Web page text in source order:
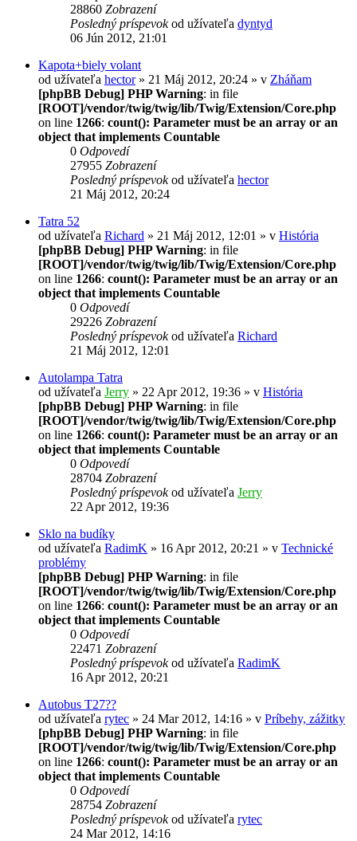
28860 Zobrazení
Posledný príspevokod užívateľa dyntyd
06 Jún 2012, 21:01
Kapota+biely volant
od užívateľa hector» 21 Máj 2012, 20:24 » v Zháňam
[phpBB Debug] PHP Warning: in file
[ROOT]/vendor/twig/twig/lib/Twig/Extension/Core.php
on line 1266: count(): Parameter must be an array or an
object that implements Countable
0 Odpovedí
27955 Zobrazení
Posledný príspevokod užívateľa hector
21 Máj 2012, 20:24
Tatra 52
od užívateľa Richard » 21 Máj 2012, 12:01 » v História
[phpBB Debug] PHP Warning: in file
[ROOT]/vendor/twig/twig/lib/Twig/Extension/Core.php
on line 1266: count(): Parameter must be an array or an
object that implements Countable
0 Odpovedí
29226 Zobrazení
Posledný príspevokod užívateľa Richard
21 Máj 2012, 12:01
Autolampa Tatra
od užívateľa Jerry » 22 Apr 2012, 19:36 » v História
[phpBB Debug] PHP Warning: in file
[ROOT]/vendor/twig/twig/lib/Twig/Extension/Core.php
on line 1266: count(): Parameter must be an array or an
object that implements Countable
0 Odpovedí
28704 Zobrazení
Posledný príspevokod užívateľa Jerry
22 Apr 2012, 19:36
Sklo na budíky
od užívateľa RadimK » 16 Apr 2012, 20:21 » v Technické
problémy
[phpBB Debug] PHP Warning: in file
[ROOT]/vendor/twig/twig/lib/Twig/Extension/Core.php
on line 1266: count(): Parameter must be an array or an
object that implements Countable
0 Odpovedí
22471 Zobrazení
Posledný príspevokod užívateľa RadimK
16 Apr 2012, 20:21
Autobus T27??
od užívateľa rytec » 24 Mar 2012, 14:16 » v Príbehy, zážitky
[phpBB Debug] PHP Warning: in file
[ROOT]/vendor/twig/twig/lib/Twig/Extension/Core.php
on line 1266: count(): Parameter must be an array or an
object that implements Countable
0 Odpovedí
28754 Zobrazení
Posledný príspevokod užívateľa rytec
24 Mar 2012, 14:16